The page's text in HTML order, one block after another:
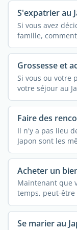
S'expatrier au
Si vous avez
famille,
Grossesse et
Si vous ou votre
votre séjour au
Faire des
Il n'y a pas lieu
Japon sont les
Acheter un
Maintenant que
temps, peut-être
Se marier au